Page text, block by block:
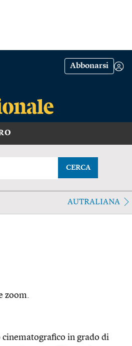
Abbonarsi
CERCA
AUTRALIANA
zoom.
in grado di